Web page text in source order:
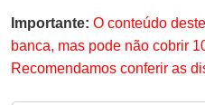
Importante: O conteúdo
banca, mas pode não cobrir
Recomendamos conferir as